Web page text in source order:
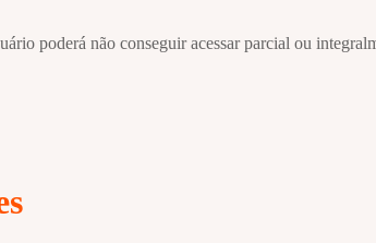
poderá não conseguir acessar parcial ou